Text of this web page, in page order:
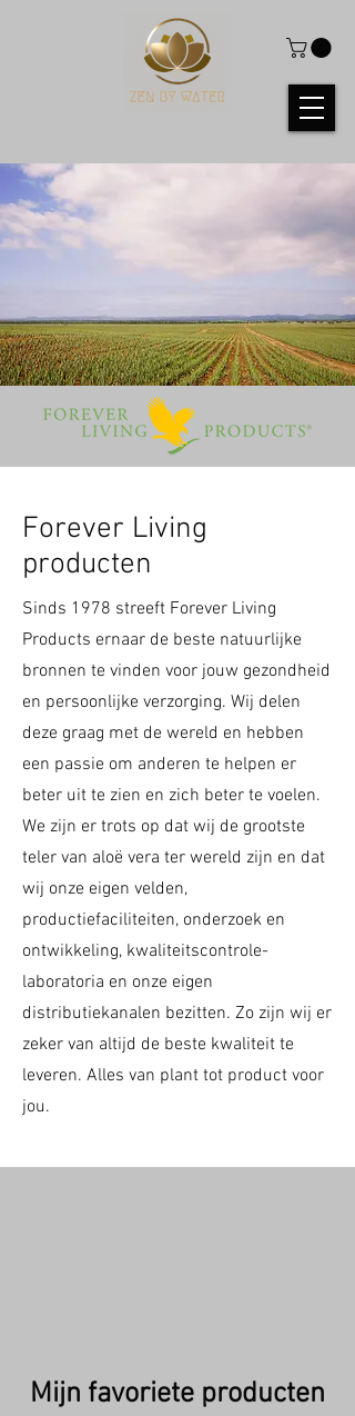
Forever Living
producten
Sinds 1978 streeft Forever Living
Products ernaar de beste natuurlijke
bronnen te vinden voor jouw gezondheid
en persoonlijke verzorging. Wij delen
deze graag met de wereld en hebben
een passie om anderen te helpen er
beter uit te zien en zich beter te voelen.
We zijn er trots op dat wij de grootste
teler van aloë vera ter wereld zijn en dat
wij onze eigen velden,
productiefaciliteiten, onderzoek en
ontwikkeling, kwaliteitscontrole-
laboratoria en onze eigen
distributiekanalen bezitten. Zo zijn wij er
zeker van altijd de beste kwaliteit te
leveren. Alles van plant tot product voor
jou.
Mijn favoriete producten